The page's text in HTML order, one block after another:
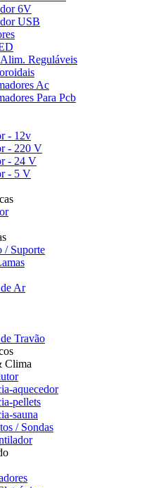
6V
USB
Reguláveis
Ac
Para Pcb
- 12v
- 220 V
- 24 V
- 5 V
/ Suporte
Ar
Travão
Clima
aquecedor
pellets
sauna
/ Sondas